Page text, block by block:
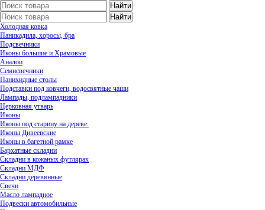
Холодная ковка
Паникадила, хоросы, бра
Подсвечники
Иконы большие и Храмовые
Аналои
Семисвечники
Панихидные столы
Подставки под ковчеги, водосвятные чаши
Лампады, подлампадники
Церковная утварь
Иконы
Иконы под старину на дереве.
Иконы Дивеевские
Иконы в багетной рамке
Бархатные складни
Складни в кожаных футлярах
Складни МДФ
Складни деревянные
Свечи
Масло лампадное
Подвески автомобильные